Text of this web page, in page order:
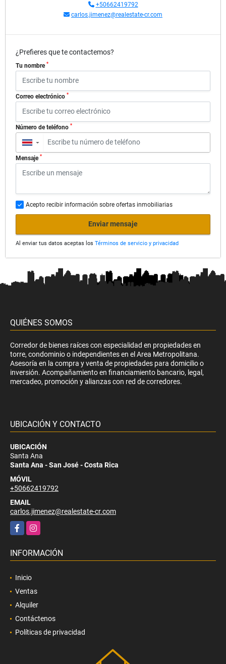
+50662419792
carlos.jimenez@realestate-cr.com
¿Prefieres que te contactemos?
Tu nombre *
Correo electrónico *
Número de teléfono *
▼
Mensaje *
Acepto recibir información sobre ofertas inmobiliarias
Enviar mensaje
Al enviar tus datos aceptas los Términos de servicio y privacidad
QUIÉNES SOMOS
Corredor de bienes raíces con especialidad en propiedades en
torre, condominio o independientes en el Area Metropolitana.
Asesoría en la compra y venta de propiedades para domicilio o
inversión. Acompañamiento en financiamiento bancario, legal,
mercadeo, promoción y alianzas con red de corredores.
UBICACIÓN Y CONTACTO
UBICACIÓN
Santa Ana
Santa Ana - San José - Costa Rica
MÓVIL
+50662419792
EMAIL
carlos.jimenez@realestate-cr.com
FacebookInstagram
INFORMACIÓN
Inicio
Ventas
Alquiler
Contáctenos
Políticas de privacidad